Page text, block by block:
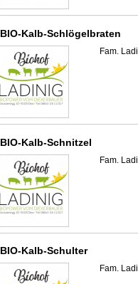
BIO-Kalb-Schlögelbraten
Fam.
BIO-Kalb-Schnitzel
Fam.
BIO-Kalb-Schulter
Fam.